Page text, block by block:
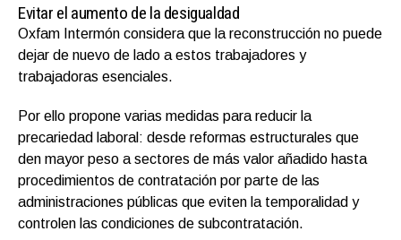
Evitar el aumento de la desigualdad
Oxfam Intermón considera que la reconstrucción no puede
dejar de nuevo de lado a estos trabajadores y
trabajadoras esenciales.
Por ello propone varias medidas para reducir la
precariedad laboral: desde reformas estructurales que
den mayor peso a sectores de más valor añadido hasta
procedimientos de contratación por parte de las
administraciones públicas que eviten la temporalidad y
controlen las condiciones de subcontratación.